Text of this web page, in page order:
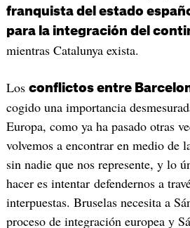
franquista del estado
para la integración del
mientras Catalunya exista.
Los conflictos entre
cogido una importancia
Europa, como ya ha pasado otras
volvemos a encontrar en medio de
sin nadie que nos represente, y lo
hacer es intentar defendernos a
interpuestas. Bruselas necesita a
proceso de integración europea y